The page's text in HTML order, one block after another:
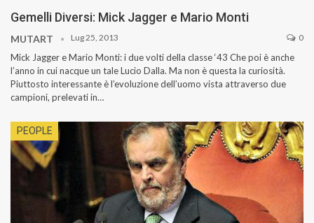
Gemelli Diversi: Mick Jagger e Mario Monti
MUTART Lug 25, 2013 0
Mick Jagger e Mario Monti: i due volti della classe ‘43 Che poi è anche
l’anno in cui nacque un tale Lucio Dalla. Ma non è questa la curiosità.
Piuttosto interessante è l’evoluzione dell’uomo vista attraverso due
campioni, prelevati in…
PEOPLE